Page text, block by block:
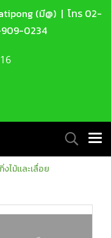
(มี@) | โทร 02-
0234
ไม้เเละเลื่อย